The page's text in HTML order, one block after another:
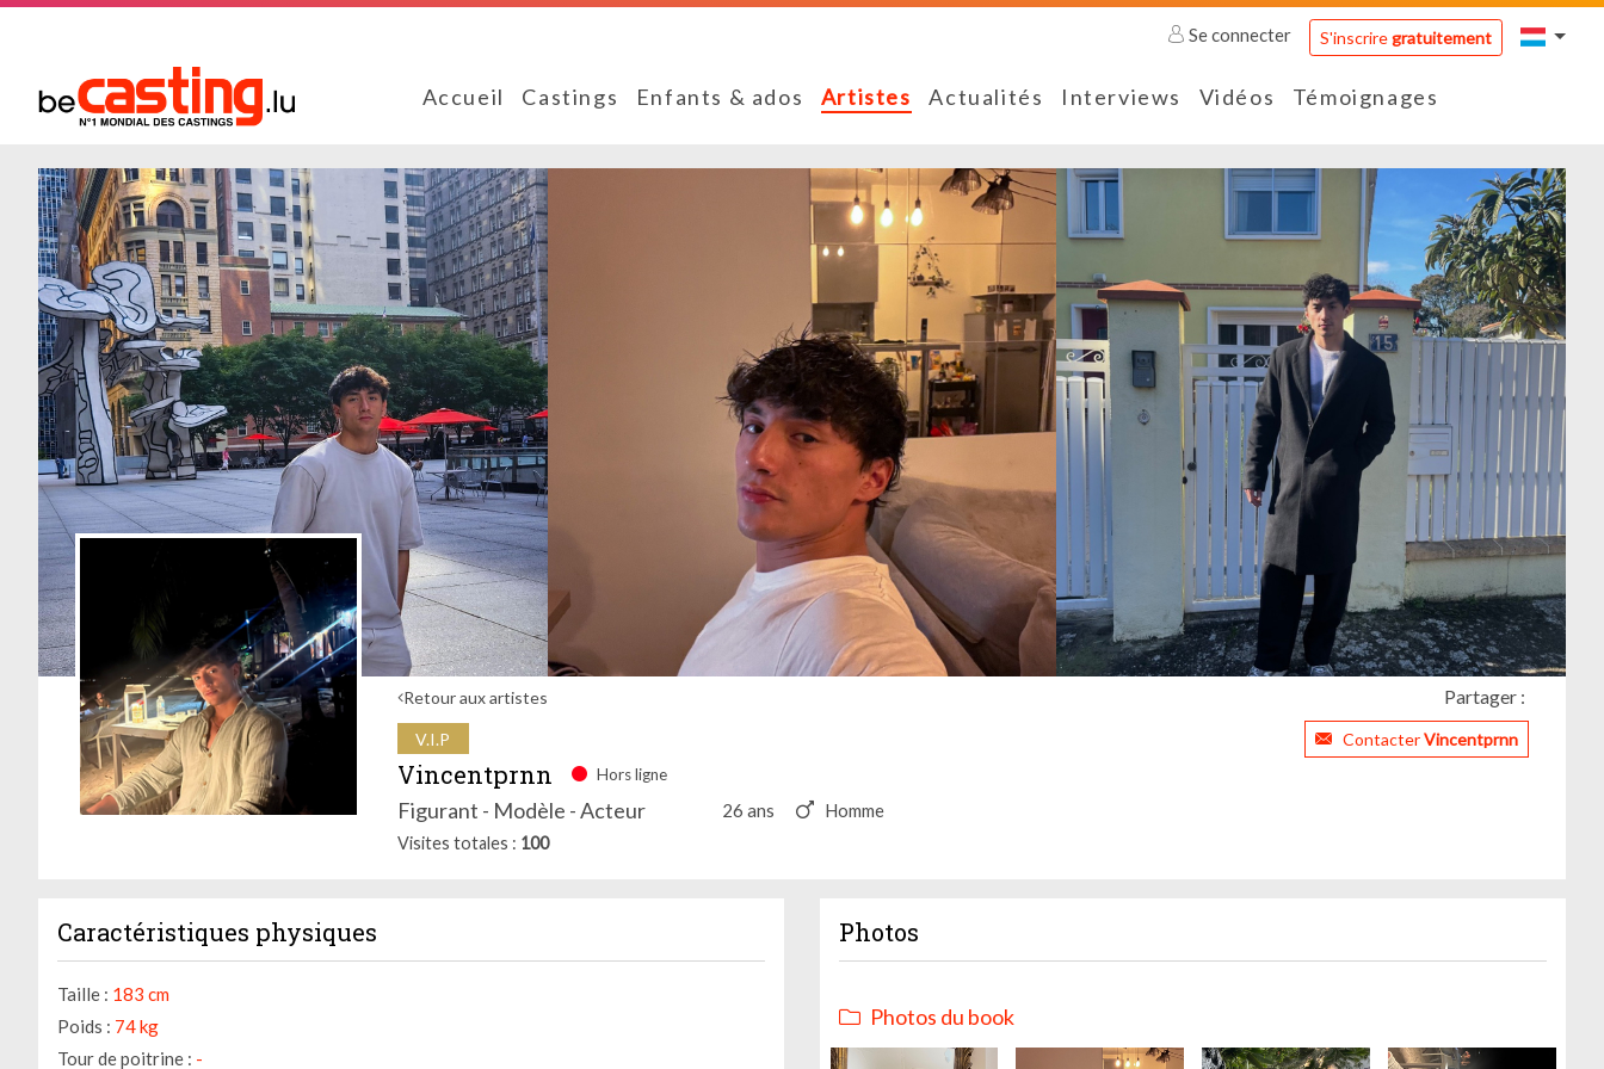
Se connecter S'inscriregratuitement
Accueil Castings Enfants & ados Artistes Actualités Interviews Vidéos Témoignages
Retour aux artistes Partager :
V.I.P ContacterVincentprnn
Vincentprnn Hors ligne
Figurant - Modèle - Acteur 26 ans Homme
Visites totales 100
Caractéristiques physiques
Taille : 183 cm
Poids : 74 kg
Tour de poitrine : -
Photos
Photos du book